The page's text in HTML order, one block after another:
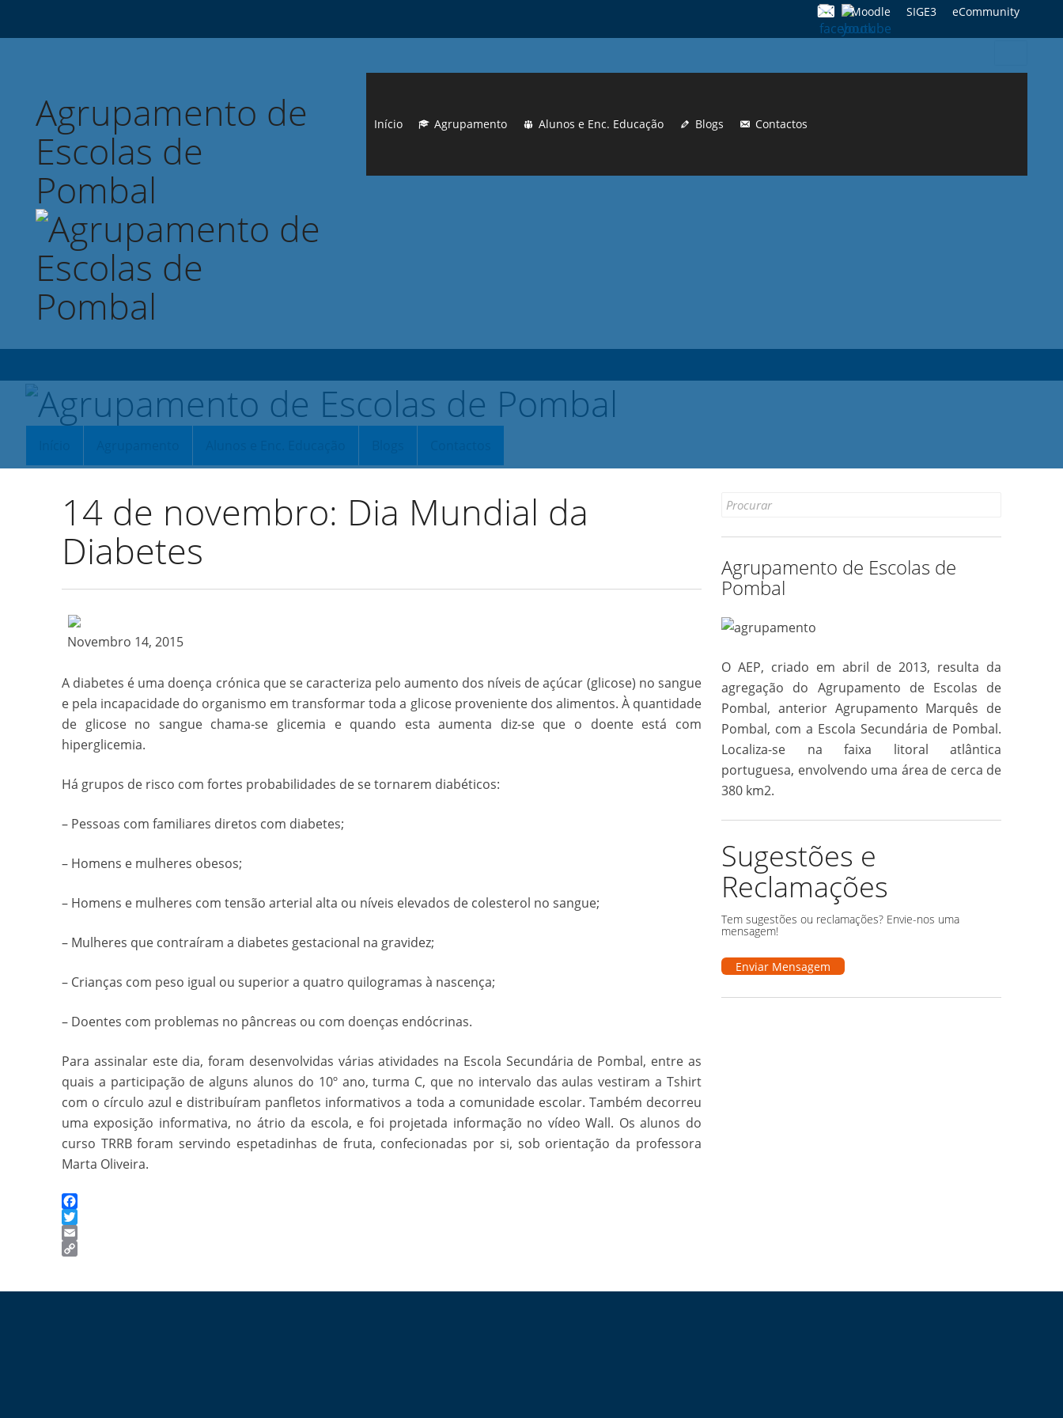
Moodle SIGE3 eCommunity
for:
Agrupamento de
Escolas de
Pombal
Início Agrupamento Alunos e Enc. Educação Blogs Contactos
14 de novembro: Dia Mundial da
Diabetes
Novembro 14, 2015
A diabetes é uma doença crónica que se caracteriza pelo aumento dos níveis de açúcar (glicose) no sangue
e pela incapacidade do organismo em transformar toda a glicose proveniente dos alimentos. À quantidade
de glicose no sangue chama-se glicemia e quando esta aumenta diz-se que o doente está com
hiperglicemia.
Há grupos de risco com fortes probabilidades de se tornarem diabéticos:
– Pessoas com familiares diretos com diabetes;
– Homens e mulheres obesos;
– Homens e mulheres com tensão arterial alta ou níveis elevados de colesterol no sangue;
– Mulheres que contraíram a diabetes gestacional na gravidez;
– Crianças com peso igual ou superior a quatro quilogramas à nascença;
– Doentes com problemas no pâncreas ou com doenças endócrinas.
Para assinalar este dia, foram desenvolvidas várias atividades na Escola Secundária de Pombal, entre as
quais a participação de alguns alunos do 10º ano, turma C, que no intervalo das aulas vestiram a Tshirt
com o círculo azul e distribuíram panfletos informativos a toda a comunidade escolar. Também decorreu
uma exposição informativa, no átrio da escola, e foi projetada informação no vídeo Wall. Os alunos do
curso TRRB foram servindo espetadinhas de fruta, confecionadas por si, sob orientação da professora
Marta Oliveira.
Facebook
Twitter
Email
Search
Agrupamento de Escolas de
Pombal
O AEP, criado em abril de 2013, resulta da
agregação do Agrupamento de Escolas de
Pombal, anterior Agrupamento Marquês de
Pombal, com a Escola Secundária de Pombal.
Localiza-se na faixa litoral atlântica
portuguesa, envolvendo uma área de cerca de
380 km2.
Sugestões e
Reclamações
Tem sugestões ou reclamações? Envie-nos uma
mensagem!
Enviar Mensagem